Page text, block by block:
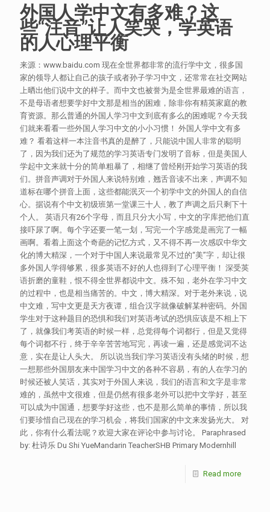
外国人学中文有多难？这
些“注音”让人笑哭，学英语
的人心理平衡
来源：www.baidu.com 现在全世界都非常的流行学中文，很多国
家的领导人都让自己的孩子或者孙子学习中文，还常常在社交网站
上晒出他们说中文的样子。而中文也被誉为是全世界最难的语言，
不是母语者想要学好中文那是相当的困难，除非你有精英家庭的教
育资源。那么普通的外国人学习中文到底有多么的困难呢？今天我
们就来看看一些外国人学习中文的小小习惯！ 外国人学中文有多
难？ 看着这样一本注音书真的是醉了，只能说中国人非常的聪明
了，因为我们还为了规范的学习英语专门发明了音标，但是美国人
学起中文来就十分的简单粗暴了，相继了曾经刚开始学习英语的我
们。拼音声调对于外国人来说特别难，翘舌音读不出来，声调不知
道标在哪个拼音上面，这些都能泯灭一个初学中文的外国人的自信
心。据说有个中文初级班第一堂课三十人，教了声调之后只剩下十
个人。 英语只有26个字母，而且只分大小写，中文的字库把他们直
接吓尿了啊。每个字还要一笔一划，写完一个字感觉是画完了一幅
画啊。看着上面这个奇葩的记忆方式，又不得不再一次感叹中华文
化的博大精深，一个对于中国人来说最常见不过的“美”字，却让很
多外国人学得够累，很多英语不好的人也得到了心理平衡！ 深受英
语折磨的童鞋，恨不得全世界都说中文。殊不知，老外在学习中文
的过程中，也是相当痛苦的。中文，博大精深。对于老外来说，说
中文难，写中文更是天方夜谭，组合汉字就像破解某种密码。外国
学生对于这种题目的恐惧和我们对英语考试的恐惧应该是不相上下
了，就像我们考英语的时候一样，总觉得每个词都行，但是又觉得
每个词都不行，终于辛辛苦苦地写完，再读一遍，还是感觉词不达
意，实在是让人头大。 所以说当我们学习英语没有头绪的时候，想
一想那些外国朋友来中国学习中文的各种不容易，有的人在学习的
时候还被人笑话，其实对于外国人来说，我们的语言和文字是非常
难的，虽然中文很难，但是仍然有很多老外可以把中文学好，甚至
可以成为中国通，想要学好这些，也不是那么简单的事情，所以我
们要珍惜自己现在的学习机会，将我们国家的中文来发扬光大。 对
此，你有什么看法呢？欢迎大家在评论中参与讨论。 Paraphrased
by: 杜诗乐 Du Shi YueMandarin TeacherSHB Primary Modernhill
Read more